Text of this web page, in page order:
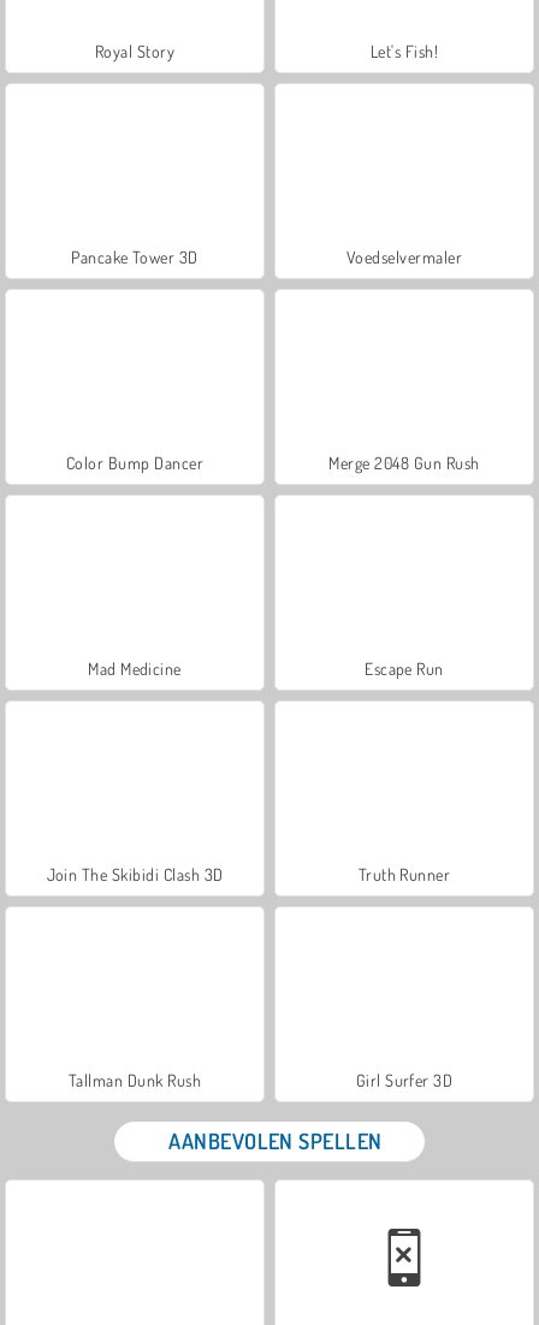
Royal Story Let's Fish!
Pancake Tower 3D Voedselvermaler
Color Bump Dancer Merge 2048 Gun Rush
Mad Medicine Escape Run
Join The Skibidi Clash 3D Truth Runner
Tallman Dunk Rush Girl Surfer 3D
AANBEVOLEN SPELLEN